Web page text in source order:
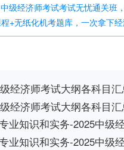
级经济师考试考试无忧通关班
+无纸化机考题库，一次拿下经
经济师考试大纲各科目汇
经济师考试大纲各科目汇
业知识和实务-2025中级
业知识和实务-2025中级